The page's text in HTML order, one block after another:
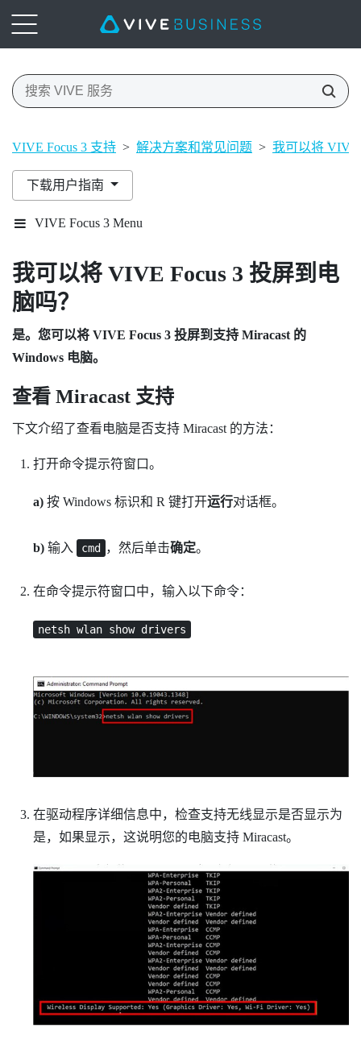
VIVE Focus 3 支持 > 解决方案和常见问题 > 我可以将 VIVE
下载用户指南
VIVE Focus 3 Menu
我可以将 VIVE Focus 3 投屏到电
脑吗？
是。您可以将 VIVE Focus 3 投屏到支持 Miracast 的
Windows 电脑。
查看 Miracast 支持
下文介绍了查看电脑是否支持 Miracast 的方法：
打开命令提示符窗口。
a)按 Windows 标识和 R 键打开运行对话框。
b)输入 cmd ，然后单击确定。
在命令提示符窗口中，输入以下命令：
netsh wlan show drivers
在驱动程序详细信息中，检查支持无线显示是否显示为
是，如果显示，这说明您的电脑支持 Miracast。